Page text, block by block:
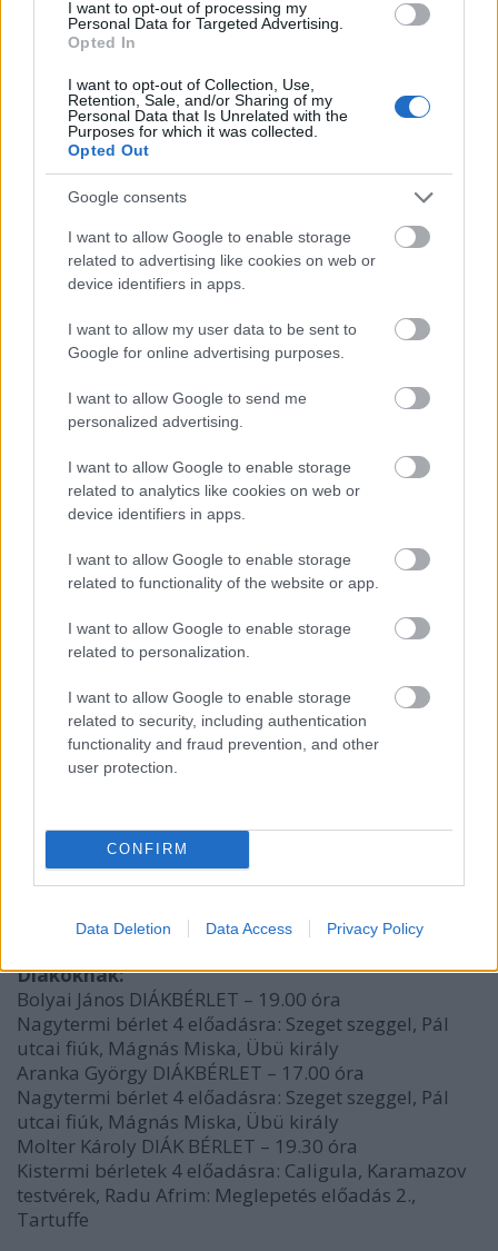
I want to opt-out of processing my
Personal Data for Targeted Advertising.
Opted In
I want to opt-out of Collection, Use,
Retention, Sale, and/or Sharing of my
Personal Data that Is Unrelated with the
Purposes for which it was collected.
Opted Out
Google consents
I want to allow Google to enable storage
related to advertising like cookies on web or
device identifiers in apps.
I want to allow my user data to be sent to
Google for online advertising purposes.
I want to allow Google to send me
personalized advertising.
I want to allow Google to enable storage
related to analytics like cookies on web or
device identifiers in apps.
I want to allow Google to enable storage
related to functionality of the website or app.
I want to allow Google to enable storage
related to personalization.
I want to allow Google to enable storage
related to security, including authentication
functionality and fraud prevention, and other
user protection.
CONFIRM
Data Deletion Data Access Privacy Policy
KOVÁCS GYÖRGY felnőtt bérlet – 19.00 óra
Nagytermi bérlet 4 előadásra: Szeget szeggel, Pál
PETELEI ISTVÁN felnőtt bérlet – 19.30 óra
Kistermi bérlet 4 előadásra: Caligula, Karamazov
testvérek, Radu Afrim: Meglepetés előadás 2.,
Tartuffe
Kedvezményes bérletek:
Nyugdíjasoknak:
KÁNTORNÉ bérlet – 17.00 óra
Nagytermi bérlet 4 előadásra: Szeget szeggel, Pál
DELLY FERENC bérlet – 19.00 óra
Nagytermi bérlet 4 előadásra: Szeget szeggel, Pál
utcai fiúk, Mágnás Miska, Übü király
Kistermi bérlet 4 előadásra: Caligula, Karamazov
testvérek, Radu Afrim: Meglepetés előadás 2.,
Tartuffe
KARÁCSONY BENŐ bérlet – 17.00 óra
Kistermi bérlet 4 előadásra: Caligula, Karamazov
testvérek, Radu Afrim: Meglepetés előadás 2.,
Tartuffe
Harag György EGYETEMISTA BÉRLET – 21.00 óra
Nagytermi bérlet 4 előadásra: Szeget szeggel, Pál
utcai fiúk, Mágnás Miska, Übü király
Diákoknak:
Bolyai János DIÁKBÉRLET – 19.00 óra
Nagytermi bérlet 4 előadásra: Szeget szeggel, Pál
utcai fiúk, Mágnás Miska, Übü király
Aranka György DIÁKBÉRLET – 17.00 óra
Nagytermi bérlet 4 előadásra: Szeget szeggel, Pál
utcai fiúk, Mágnás Miska, Übü király
Molter Károly DIÁK BÉRLET – 19.30 óra
Kistermi bérletek 4 előadásra: Caligula, Karamazov
testvérek, Radu Afrim: Meglepetés előadás 2.,
Tartuffe